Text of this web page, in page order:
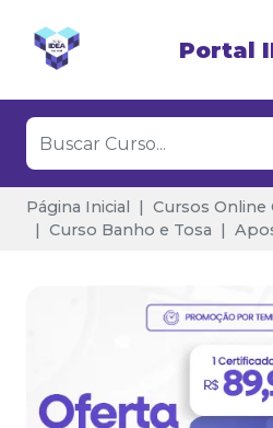
Portal
Página Inicial
Cursos Online
Curso Banho e Tosa